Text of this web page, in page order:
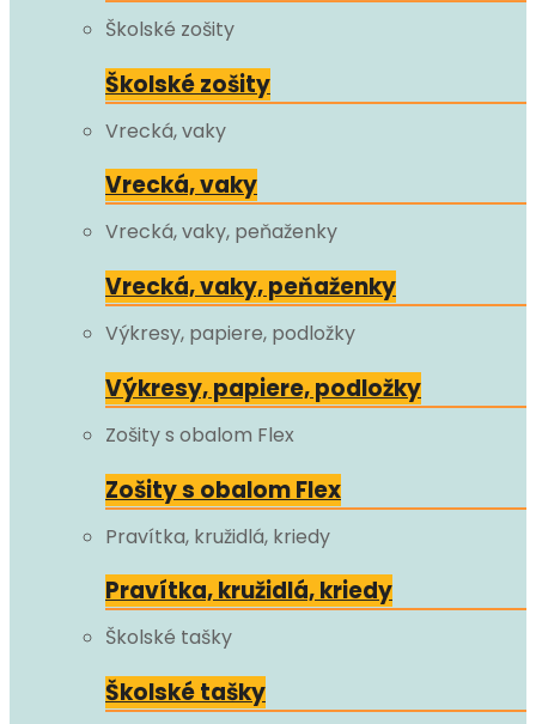
Školské zošity
Školské zošity
Vrecká, vaky
Vrecká, vaky
Vrecká, vaky, peňaženky
Vrecká, vaky, peňaženky
Výkresy, papiere, podložky
Výkresy, papiere, podložky
Zošity s obalom Flex
Zošity s obalom Flex
Pravítka, kružidlá, kriedy
Pravítka, kružidlá, kriedy
Školské tašky
Školské tašky